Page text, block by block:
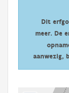
Downloads
Hergebruik
Dit
meer. De
aanwezig,